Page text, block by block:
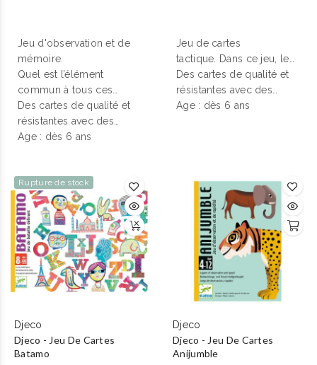
Jeu d'observation et de
mémoire
Quel est l’élément
commun à tous ces
monstres ? Un sens aigu
de l’observation et une
mémoire d’éléphant
dans cette bande de
joyeux monstres.
Des cartes de qualité et
résistantes avec des
illustrations originales,
de voyageà emporter
partout !
Age : dès 6 ans
Jeu de cartes
tactique.
Dans ce jeu, les
cartes circulent de main
en main et à chaque tour
on ne peut en garder
Des cartes de qualité et
résistantes avec des
illustrations originales,
Age : dès 6 ans
Rupture de stock
Djeco
Djeco - Jeu De Cartes
Batamo
Djeco
Djeco - Jeu De Cartes
Anijumble